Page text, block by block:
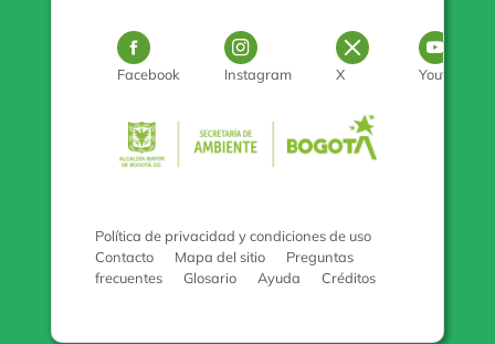
Facebook Logo Facebook
InstagramLogo Instagram
XLogo TwitterYoutube
Política de privacidad y condiciones de uso
Contacto
Mapa del sitio
Preguntas
frecuentes
Glosario Ayuda Créditos